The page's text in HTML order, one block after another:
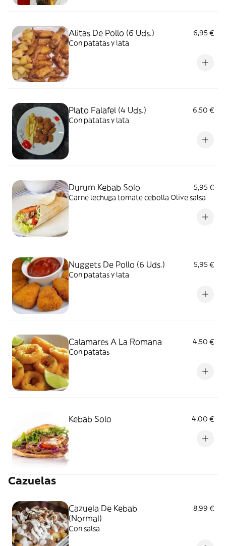
Alitas De Pollo (6 Uds.)
6,95 €
Con patatas y lata
Plato Falafel (4 Uds.)
6,50 €
Con patatas y lata
Durum Kebab Solo
5,95 €
Carne lechuga tomate cebolla Olive salsa
Nuggets De Pollo (6 Uds.)
5,95 €
Con patatas y lata
Calamares A La Romana
4,50 €
Con patatas
Kebab Solo 4,00 €
Cazuelas
Cazuela De Kebab
(Normal)
8,99 €
Con salsa